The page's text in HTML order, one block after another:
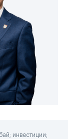
инвестиции;